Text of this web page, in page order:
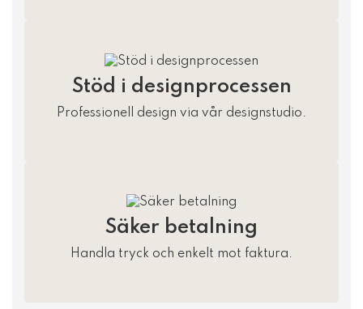
Stöd i designprocessen
Professionell design via vår designstudio.
Säker betalning
Handla tryck och enkelt mot faktura.